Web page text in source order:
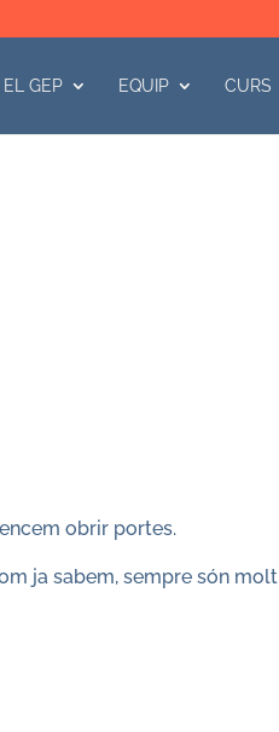
EL GEP EQUIP CURS
obrir portes.
ja sabem, sempre són molt